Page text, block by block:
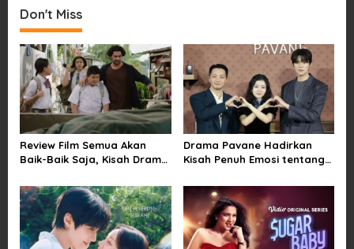
t
n
a
v
i
g
a
t
i
o
n
Don't Miss
Review Film Semua Akan
Baik-Baik Saja, Kisah Drama
tentang Kehilangan dan
Harapan
Drama Pavane Hadirkan
Kisah Penuh Emosi tentang
Kesempatan Memulai
Kembali